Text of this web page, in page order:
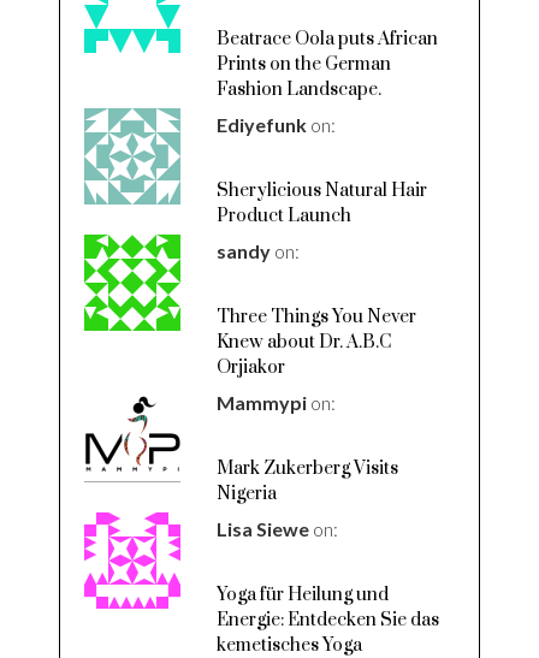
Beatrace Oola puts African
Prints on the German
Fashion Landscape.
Ediyefunk on:
Sherylicious Natural Hair
Product Launch
sandy on:
Three Things You Never
Knew about Dr. A.B.C
Orjiakor
Mammypi on:
Mark Zukerberg Visits
Nigeria
Lisa Siewe on:
Yoga für Heilung und
Energie: Entdecken Sie das
kemetisches Yoga